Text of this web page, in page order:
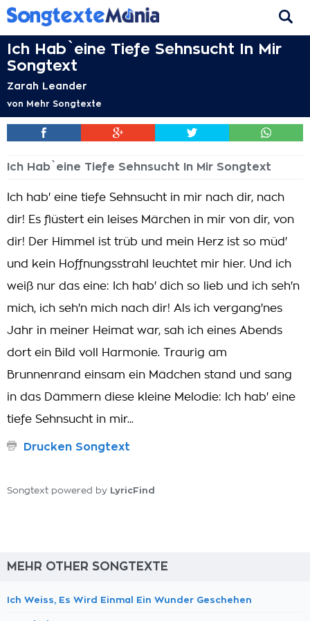
Ich Hab`eine Tiefe Sehnsucht In Mir
Songtext
Zarah Leander
von Mehr Songtexte
Ich Hab`eine Tiefe Sehnsucht In Mir Songtext
Ich hab' eine tiefe Sehnsucht in mir nach dir, nach
dir! Es flüstert ein leises Märchen in mir von dir, von
dir! Der Himmel ist trüb und mein Herz ist so müd'
und kein Hoffnungsstrahl leuchtet mir hier. Und ich
weiß nur das eine: Ich hab' dich so lieb und ich seh'n
mich, ich seh'n mich nach dir! Als ich vergang'nes
Jahr in meiner Heimat war, sah ich eines Abends
dort ein Bild voll Harmonie. Traurig am
Brunnenrand einsam ein Mädchen stand und sang
in das Dämmern diese kleine Melodie: Ich hab' eine
tiefe Sehnsucht in mir...
Drucken Songtext
Songtext powered by LyricFind
MEHR OTHER SONGTEXTE
Ich Weiss, Es Wird Einmal Ein Wunder Geschehen